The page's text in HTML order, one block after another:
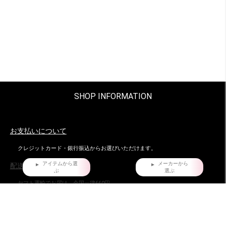
SHOP INFORMATION
お支払いについて
クレジットカード・銀行振込からお選びいただけます。
配送・梱包について。
ヤマト運輸でお届け。全国一律660円。
アイテムから選
ぶ
メーカーから
選ぶ